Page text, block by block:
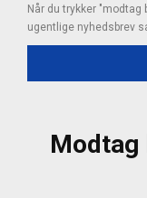
Når du trykker
ugentlige nyhedsbrev
Modtag